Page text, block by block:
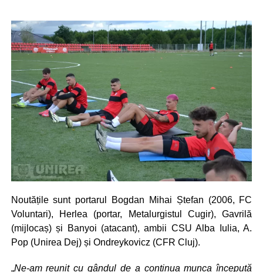
Noutățile sunt portarul Bogdan Mihai Ștefan (2006, FC
Voluntari), Herlea (portar, Metalurgistul Cugir), Gavrilă
(mijlocaș) și Banyoi (atacant), ambii CSU Alba Iulia, A.
Pop (Unirea Dej) și Ondreykovicz (CFR Cluj).
„Ne-am reunit cu gândul de a continua munca începută